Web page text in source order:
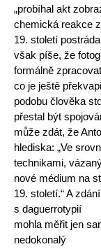
„probíhal akt
chemická reakce
19. století
však píše, že
formálně
co je ještě
podobu člověka
přestal být
může zdát, že
hlediska: „Ve
technikami,
nové médium na
19. století.“ A
s daguerrotypií
mohla měřit jen
nedokonalý